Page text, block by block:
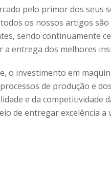
pelo primor dos seus
os nossos artigos
sendo continuamente
entrega dos melhores
o investimento em
de produção e
e da competitividade
de entregar excelência a